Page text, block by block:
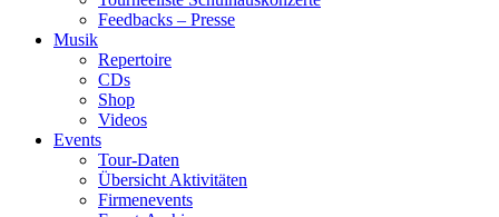
Feedbacks – Presse
Musik
Repertoire
CDs
Shop
Videos
Events
Tour-Daten
Übersicht Aktivitäten
Firmenevents